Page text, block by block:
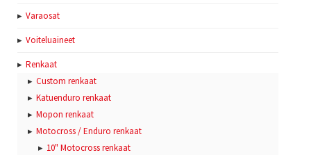
Varaosat
Voiteluaineet
Renkaat
Custom renkaat
Katuenduro renkaat
Mopon renkaat
Motocross / Enduro renkaat
10" Motocross renkaat